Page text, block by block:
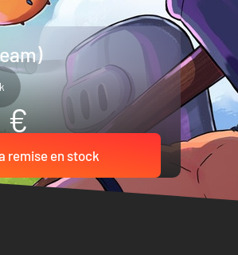
€
remise en stock